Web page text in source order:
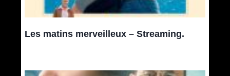
Les matins merveilleux – Streaming.